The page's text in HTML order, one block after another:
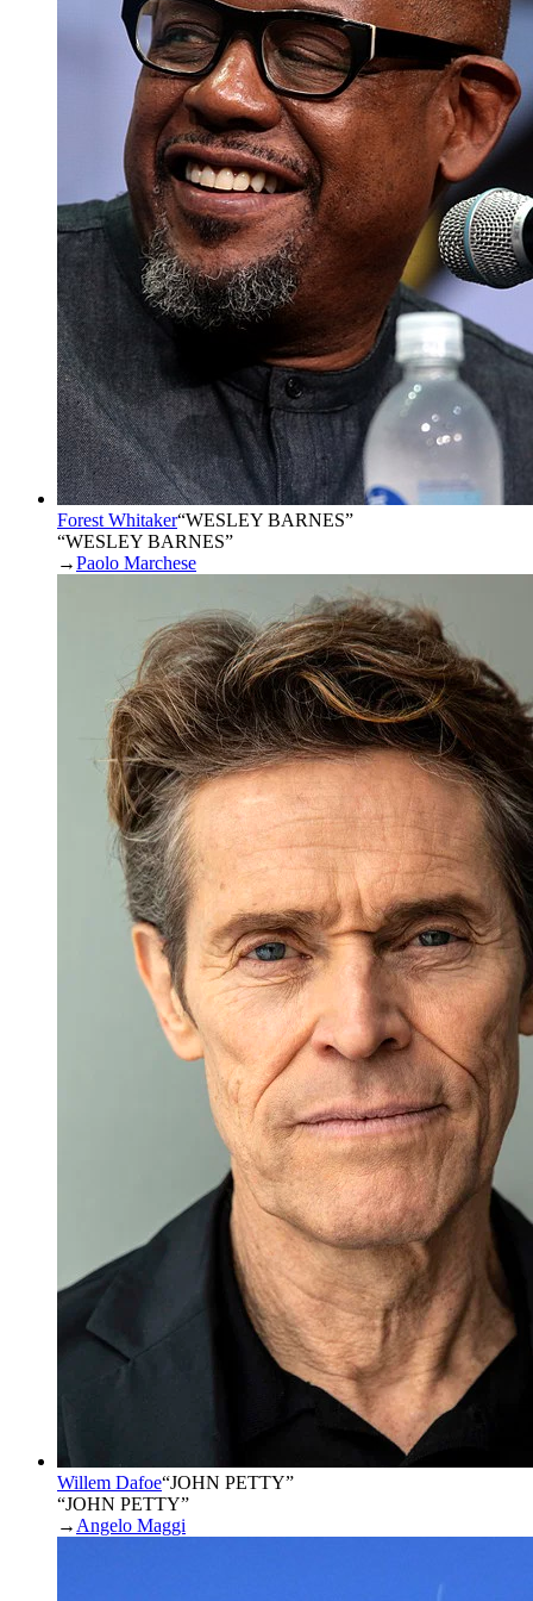
Forest Whitaker“WESLEY BARNES”
“WESLEY BARNES”
→Paolo Marchese
Willem Dafoe“JOHN PETTY”
“JOHN PETTY”
→ Angelo Maggi